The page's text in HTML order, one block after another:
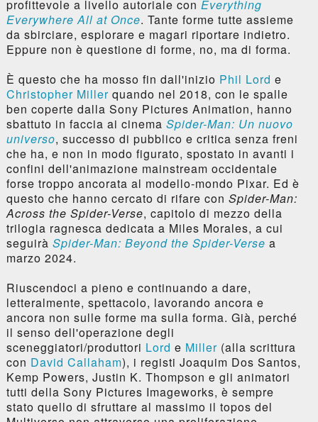
profittevole a livello autoriale con Everything
Everywhere All at Once. Tante forme tutte assieme
da sbirciare, esplorare e magari riportare indietro.
Eppure non è questione di forme, no, ma di forma.
È questo che ha mosso fin dall'inizio Phil Lord e
Christopher Millerquando nel 2018, con le spalle
ben coperte dalla Sony Pictures Animation, hanno
sbattuto in faccia ai cinema Spider-Man: Un nuovo
universo, successo di pubblico e critica senza freni
che ha, e non in modo figurato, spostato in avanti i
confini dell'animazione mainstream occidentale
forse troppo ancorata al modello-mondo Pixar. Ed è
questo che hanno cercato di rifare con Spider-Man:
Across the Spider-Verse, capitolo di mezzo della
trilogia ragnesca dedicata a Miles Morales, a cui
seguirà Spider-Man: Beyond the Spider-Verse a
marzo 2024.
Riuscendoci a pieno e continuando a dare,
letteralmente, spettacolo, lavorando ancora e
ancora non sulle forme ma sulla forma. Già, perché
il senso dell'operazione degli
sceneggiatori/produttori Lord e Miller(alla scrittura
con David Callaham), i registi Joaquim Dos Santos,
Kemp Powers, Justin K. Thompson e gli animatori
tutti della Sony Pictures Imageworks, è sempre
stato quello di sfruttare al massimo il topos del